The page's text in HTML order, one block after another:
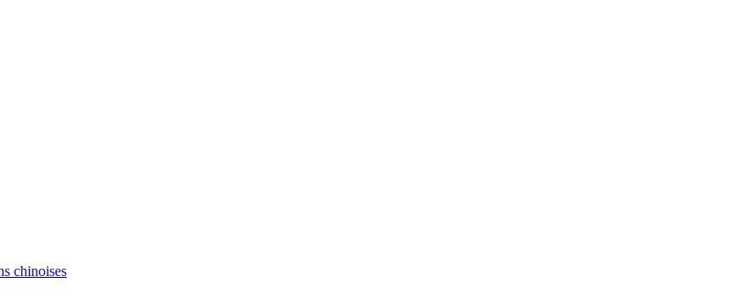
chinoises